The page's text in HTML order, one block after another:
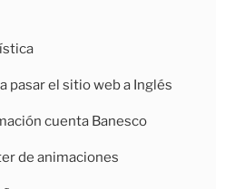
pasar el sitio web a Inglés
cuenta Banesco
de animaciones